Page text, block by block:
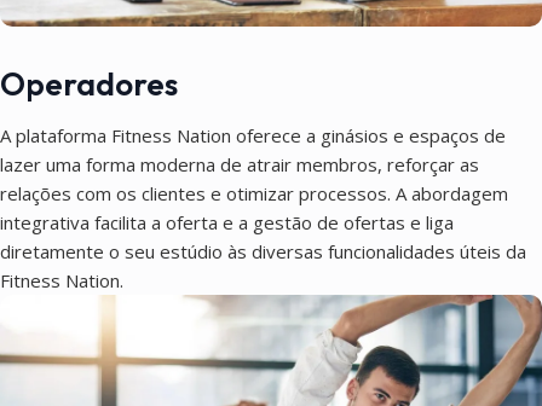
Operadores
A plataforma Fitness Nation oferece a ginásios e espaços de
lazer uma forma moderna de atrair membros, reforçar as
relações com os clientes e otimizar processos. A abordagem
integrativa facilita a oferta e a gestão de ofertas e liga
diretamente o seu estúdio às diversas funcionalidades úteis da
Fitness Nation.